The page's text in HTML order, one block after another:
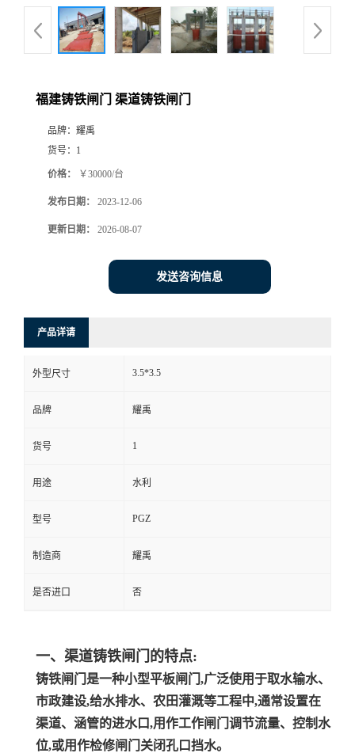
福建铸铁闸门 渠道铸铁闸门
品牌： 耀禹
货号： 1
价格： ￥30000/台
发布日期： 2023-12-06
更新日期： 2026-08-07
发送咨询信息
产品详请
外型尺寸 3.5*3.5
品牌 耀禹
货号 1
用途 水利
型号 PGZ
制造商 耀禹
是否进口 否
一、渠道铸铁闸门 的特点:
铸铁闸门是一种小型平板闸门 ,广泛使用于取水输水、
市政建设,给水排水、农田灌溉等工程中,通常设置在
渠道、涵管的进水口,用作工作闸门调节流量、控制水
位,或用作检修闸门关闭孔口挡水。